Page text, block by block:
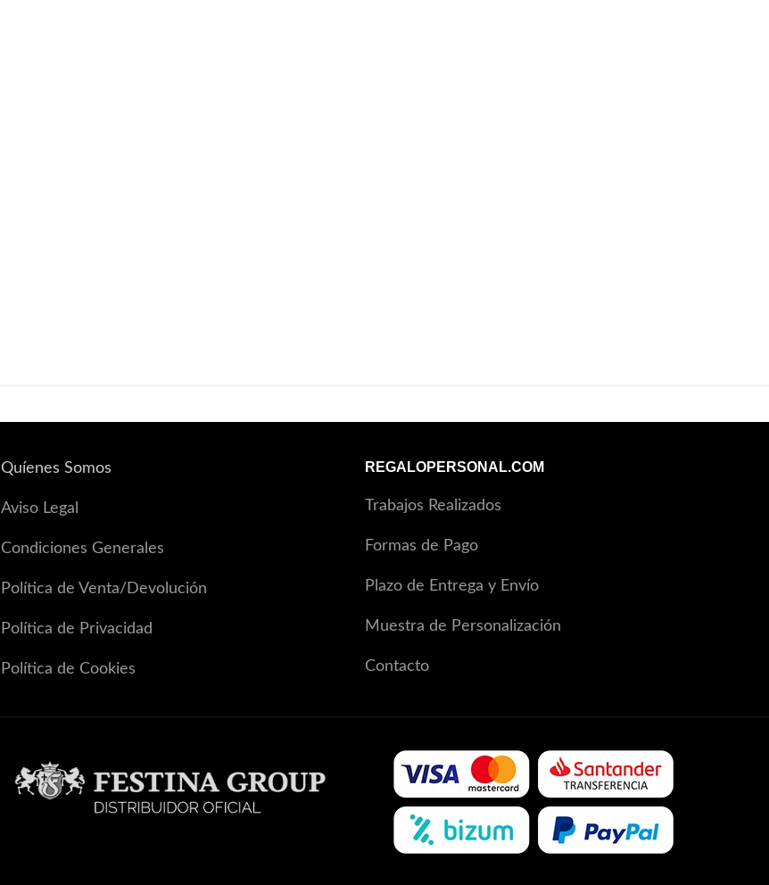
Quíenes Somos
Aviso Legal
Condiciones Generales
Política de Venta/Devolución
Política de Privacidad
Política de Cookies
REGALOPERSONAL.COM
Trabajos Realizados
Formas de Pago
Plazo de Entrega y Envío
Muestra de Personalización
Contacto